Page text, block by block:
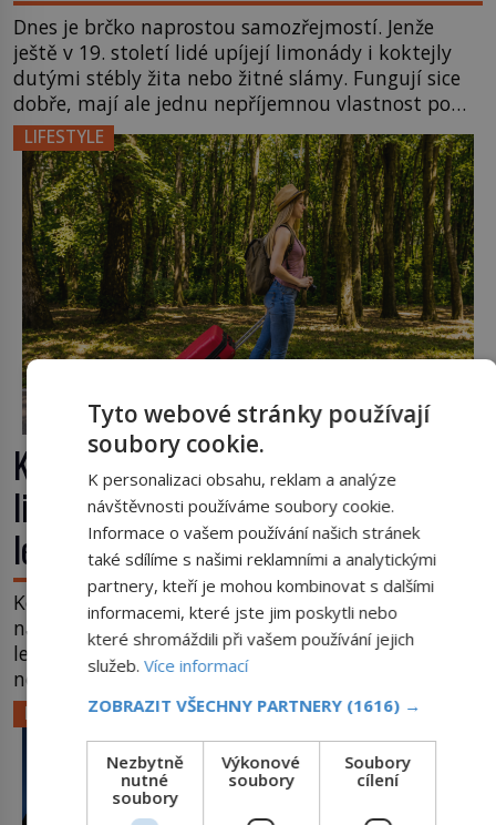
Dnes je brčko naprostou samozřejmostí. Jenže
ještě v 19. století lidé upíjejí limonády i koktejly
dutými stébly žita nebo žitné slámy. Fungují sice
dobře, mají ale jednu nepříjemnou vlastnost po
chvíli se rozmáčejí a nápoji dodávají travnatou
příchuť. Právě tahle drobná nepříjemnost přivede
amerického výrobce cigaretových náustků k
nápadu, který změní způsob pití po celém […]
LIFESTYLE
Kufr, který se konečně rozjede. Proč
lidé čekají na kolečka téměř pět tisíc
let?
Kolo patří k nejstarším vynálezům lidstva, ale kufr
na kolečkách se objevuje až ve 20. století. Po tisíce
let lidé vláčejí těžká zavazadla v rukou, na zádech
nebo je nakládají na povozy. Stačí přitom jediný
nápad, připevnit ke kufru kolečka. Jenže právě ten
nikdo dlouho nedostane. Až jednou se na letišti
ozve věta, která změní […]
LIFESTYLE
Tyto webové stránky používají
soubory cookie.
K personalizaci obsahu, reklam a analýze
návštěvnosti používáme soubory cookie.
Informace o vašem používání našich stránek
také sdílíme s našimi reklamními a analytickými
partnery, kteří je mohou kombinovat s dalšími
informacemi, které jste jim poskytli nebo
které shromáždili při vašem používání jejich
služeb. Více informací
ZOBRAZIT VŠECHNY PARTNERY (1616) →
Nezbytně
nutné
soubory
Výkonové
soubory
Soubory
cílení